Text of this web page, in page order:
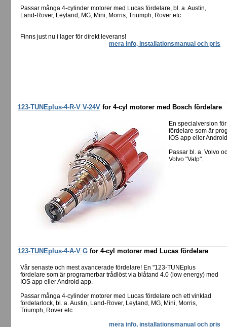
Passar många 4-cylinder motorer med Lucas fördelare, bl. a. Austin,
Land-Rover, Leyland, MG, Mini, Morris, Triumph, Rover etc
Finns just nu i lager för direkt leverans!
mera info, installationsmanual och pris
123-TUNEplus-4-R-V V-24V for 4-cyl motorer med Bosch fördelare
En specialversion
fördelare som är
IOS app eller
Passar bl. a. Volvo
Volvo "Valp".
123-TUNEplus-4-A-V G for 4-cyl motorer med Lucas fördelare
Vår senaste och mest avancerade fördelare! En "123-TUNEplus
fördelare som är programerbar trådlöst via blåtand 4.0 (low energy) med
IOS app eller Android app.
Passar många 4-cylinder motorer med Lucas fördelare och ett vinklad
fördelarlock, bl. a. Austin, Land-Rover, Leyland, MG, Mini, Morris,
Triumph, Rover etc
mera info, installationsmanual och pris